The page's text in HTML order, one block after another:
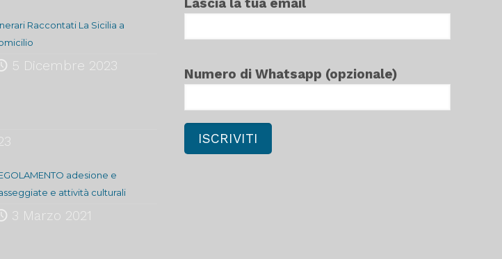
Raccontati La Sicilia a
5 Dicembre 2023
adesione e
e attività culturali
3 Marzo 2021
Numero di Whatsapp (opzionale)